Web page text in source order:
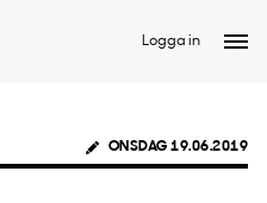
Logga in
ONSDAG 19.06.2019